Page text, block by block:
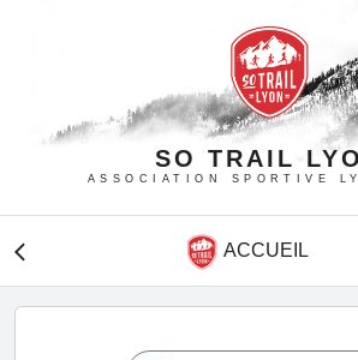
SO TRAIL
ASSOCIATION SPORTIVE
arrow_back_ios ACCUEIL